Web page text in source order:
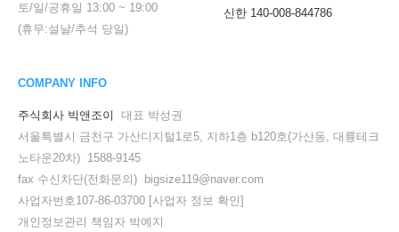
토/일/공휴일 13:00 ~ 19:00
(휴무:설날/추석 당일)
신한 140-008-844786
COMPANY INFO
주식회사 빅앤조이
대표 박성권
서울특별시 금천구 가산디지털1로5, 지하1층 b120호(가산동, 대륭테크
노타운20차) 1588-9145
fax 수신차단(전화문의) bigsize119@naver.com
사업자번호107-86-03700 [사업자 정보 확인]
개인정보관리 책임자 박예지